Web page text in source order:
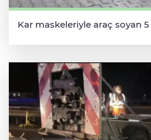
Kar maskeleriyle araç soyan